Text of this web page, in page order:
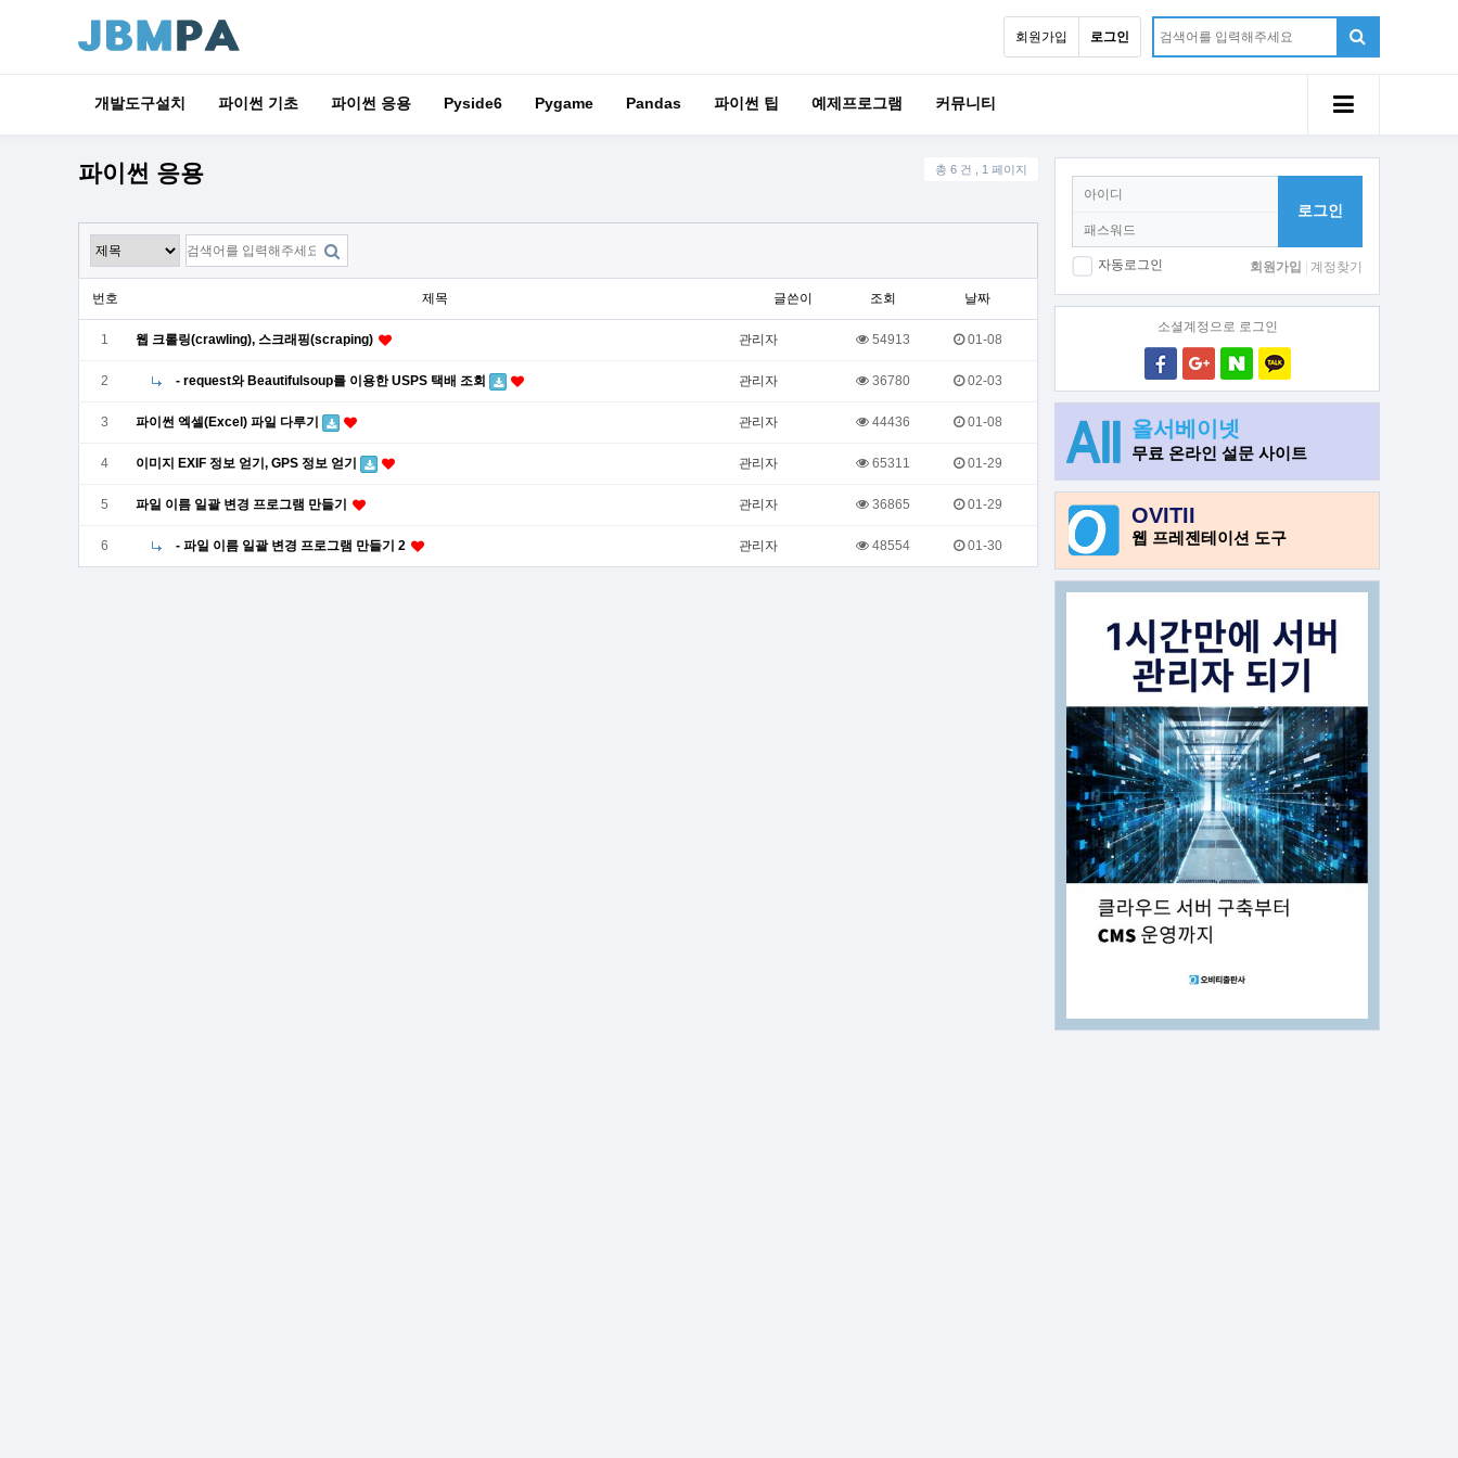
회원가입 로그인
개발도구설치 파이썬 기초 파이썬 응용 Pyside6 Pygame Pandas 파이썬 팁 예제프로그램 커뮤니티
로그인
자동로그인 회원가입 계정찾기
소셜계정으로 로그인
올서베이넷
무료 온라인 설문 사이트
OVITII
웹 프레젠테이션 도구
파이썬 응용 총 6 건 , 1 페이지
번호 제목 글쓴이 조회 날짜
1 웹 크롤링(crawling), 스크래핑(scraping) 관리자 54913 01-08
2 - request와 Beautifulsoup를 이용한 USPS 택배 조회 관리자 36780 02-03
3 파이썬 엑셀(Excel) 파일 다루기 관리자 44436 01-08
4 이미지 EXIF 정보 얻기, GPS 정보 얻기 관리자 65311 01-29
5 파일 이름 일괄 변경 프로그램 만들기 관리자 36865 01-29
6 - 파일 이름 일괄 변경 프로그램 만들기 2 관리자 48554 01-30